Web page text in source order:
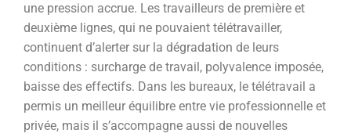
une pression accrue. Les travailleurs de première et
deuxième lignes, qui ne pouvaient télétravailler,
continuent d’alerter sur la dégradation de leurs
conditions : surcharge de travail, polyvalence imposée,
baisse des effectifs. Dans les bureaux, le télétravail a
permis un meilleur équilibre entre vie professionnelle et
privée, mais il s’accompagne aussi de nouvelles